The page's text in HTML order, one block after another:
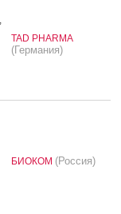
TAD PHARMA
(Германия)
БИОКОМ (Россия)